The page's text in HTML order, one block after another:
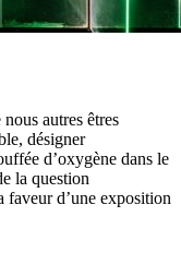
autres êtres
désigner
d’oxygène dans le
la question
faveur d’une exposition